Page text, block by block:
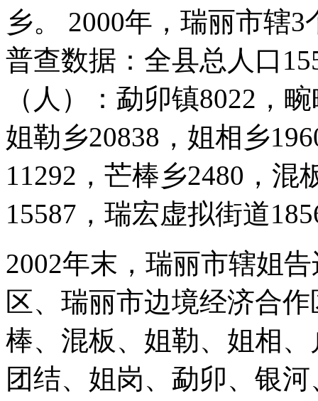
乡。 2000年，瑞丽市辖
普查数据：全县总人口
（人）：勐卯镇8022，
姐勒乡20838，姐相乡
11292，芒棒乡2480，混
15587，瑞宏虚拟街道
2002年末，瑞丽市辖姐
区、瑞丽市边境经济合
棒、混板、姐勒、姐相
团结、姐岗、勐卯、银